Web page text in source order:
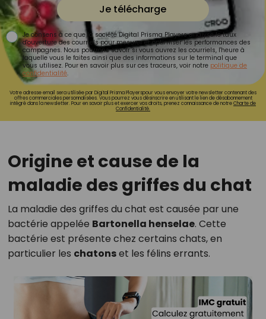
Je télécharge
Je consens à ce que la société Digital Prisma Players analyse le taux
d'ouverture des courriels pour mesurer et optimiser les performances des
campagnes. Nous pourrons savoir si vous ouvrez les courriels, l'heure à
laquelle vous le faites ainsi que des informations sur le terminal que
vous utilisez. Pour en savoir plus sur ces traceurs, voir notre politique de
confidentialité.
Votre adresse email sera utilisée par Digital Prisma Playerspour vous envoyer votre newsletter contenant des
offres commerciales personnalisées. Vous pourrez vous désinscrire en utilisant le lien de désabonnement
intégré dans la newsletter. Pour en savoir plus et exercer vos droits, prenez connaissance de notreCharte de
Confidentialité.
Origine et cause de la
maladie des griffes du chat
La maladie des griffes du chat est causée par une
bactérie appelée Bartonella henselae. Cette
bactérie est présente chez certains chats, en
particulier les chatonset les félins errants.